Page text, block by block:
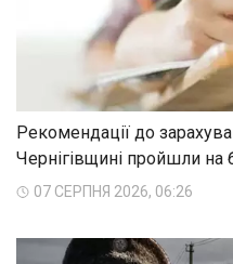
Рекомендації до
Чернігівщині пройшли на
07 СЕРПНЯ 2026, 06:26